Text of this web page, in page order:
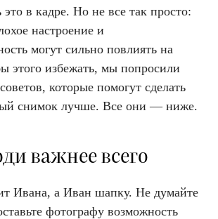
это в кадре. Но не все так просто:
настроение и
могут сильно повлиять на
этого избежать, мы попросили
которые помогут сделать
снимок лучше. Все они — ниже.
важнее всего
Ивана, а Иван шапку. Не думайте
фотографу возможность